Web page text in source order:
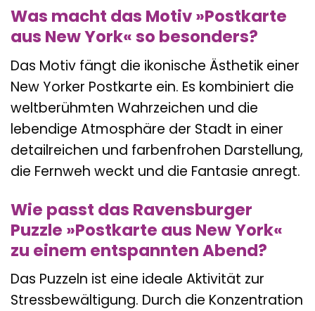
Was macht das Motiv »Postkarte
aus New York« so besonders?
Das Motiv fängt die ikonische Ästhetik einer
New Yorker Postkarte ein. Es kombiniert die
weltberühmten Wahrzeichen und die
lebendige Atmosphäre der Stadt in einer
detailreichen und farbenfrohen Darstellung,
die Fernweh weckt und die Fantasie anregt.
Wie passt das Ravensburger
Puzzle »Postkarte aus New York«
zu einem entspannten Abend?
Das Puzzeln ist eine ideale Aktivität zur
Stressbewältigung. Durch die Konzentration